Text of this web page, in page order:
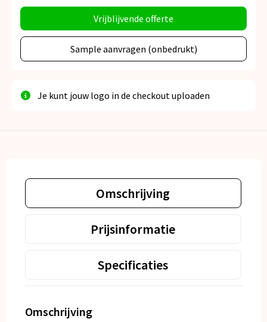
Vrijblijvende offerte
Sample aanvragen (onbedrukt)
Je kunt jouw logo in de checkout uploaden
Omschrijving
Prijsinformatie
Specificaties
Omschrijving